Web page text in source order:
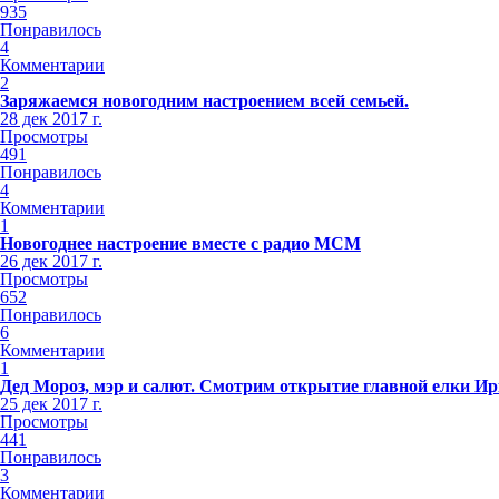
935
Понравилось
4
Комментарии
2
Заряжаемся новогодним настроением всей семьей.
28 дек 2017 г.
Просмотры
491
Понравилось
4
Комментарии
1
Новогоднее настроение вместе с радио МСМ
26 дек 2017 г.
Просмотры
652
Понравилось
6
Комментарии
1
Дед Мороз, мэр и салют. Смотрим открытие главной елки
25 дек 2017 г.
Просмотры
441
Понравилось
3
Комментарии